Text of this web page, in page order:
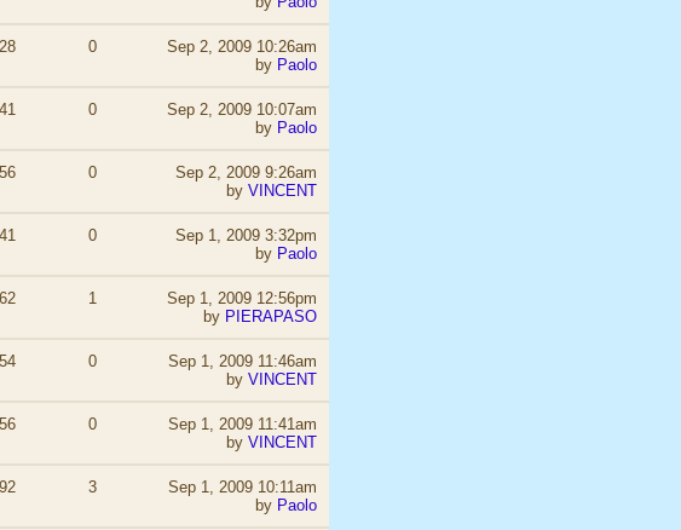
0
Sep 2, 2009 10:26am
by Paolo
0
Sep 2, 2009 10:07am
by Paolo
0
Sep 2, 2009 9:26am
by VINCENT
0
Sep 1, 2009 3:32pm
by Paolo
1
Sep 1, 2009 12:56pm
by PIERAPASO
0
Sep 1, 2009 11:46am
by VINCENT
0
Sep 1, 2009 11:41am
by VINCENT
3
Sep 1, 2009 10:11am
by Paolo